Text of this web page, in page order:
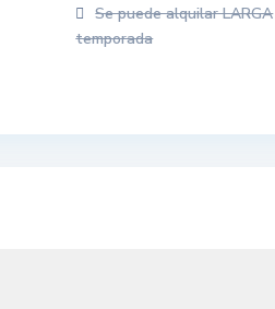
Se puede alquilar LARGA
temporada